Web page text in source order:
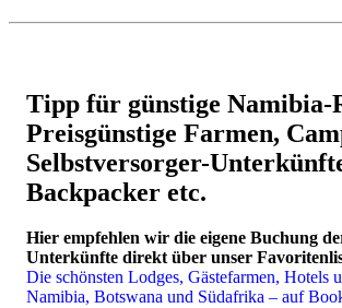
Tipp für günstige Namibia-
Preisgünstige Farmen,
Selbstversorger-
Backpacker etc.
Hier empfehlen wir die eigene Buchung
Unterkünfte direkt über unser
Die schönsten Lodges, Gästefarmen, Hotels
Namibia, Botswana und Südafrika – auf